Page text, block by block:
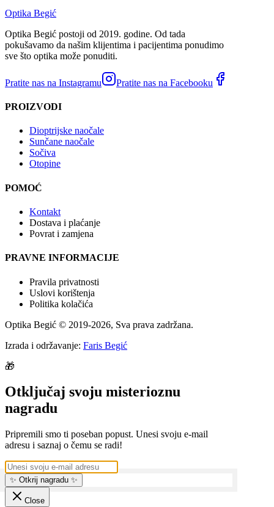
Optika Begić
Optika Begić postoji od 2019. godine. Od tada
pokušavamo da našim klijentima i pacijentima ponudimo
sve što optika može ponuditi.
Pratite nas na Instagramu Pratite nas na Facebooku
PROIZVODI
Dioptrijske naočale
Sunčane naočale
Sočiva
Otopine
POMOĆ
Kontakt
Dostava i plaćanje
Povrat i zamjena
PRAVNE INFORMACIJE
Pravila privatnosti
Uslovi korištenja
Politika kolačića
Optika Begić © 2019-2026, Sva prava zadržana.
Izrada i održavanje: Faris Begić
🎁
Otključaj svoju misterioznu
nagradu
Pripremili smo ti poseban popust. Unesi svoju e-mail
adresu i saznaj o čemu se radi!
✨ Otkrij nagradu ✨
Close